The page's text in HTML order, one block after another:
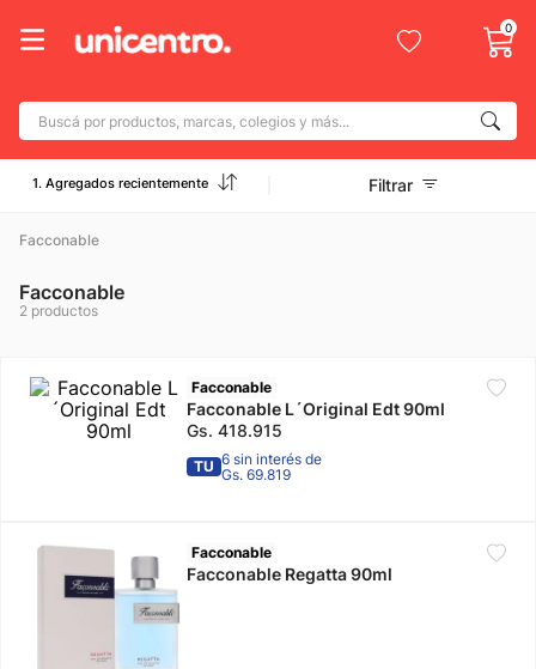
0
Buscá por productos, marcas, colegios y más...
Términos más buscados
1
2. champion
new balance
6. caterpillar
10. nike
1. Agregados recientemente Filtrar
Facconable
Facconable
2 productos
Facconable
Facconable L´Original Edt 90ml
Gs. 418.915
TU 6 sin interés de
Gs. 69.819
Facconable
Facconable Regatta 90ml